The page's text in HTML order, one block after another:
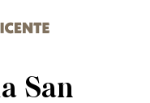
San